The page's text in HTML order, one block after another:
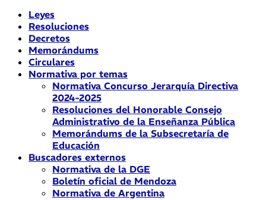
Leyes
Resoluciones
Decretos
Memorándums
Circulares
Normativa por temas
Normativa Concurso Jerarquía Directiva
2024-2025
Resoluciones del Honorable Consejo
Administrativo de la Enseñanza Pública
Memorándums de la Subsecretaría de
Educación
Buscadores externos
Normativa de la DGE
Boletín oficial de Mendoza
Normativa de Argentina